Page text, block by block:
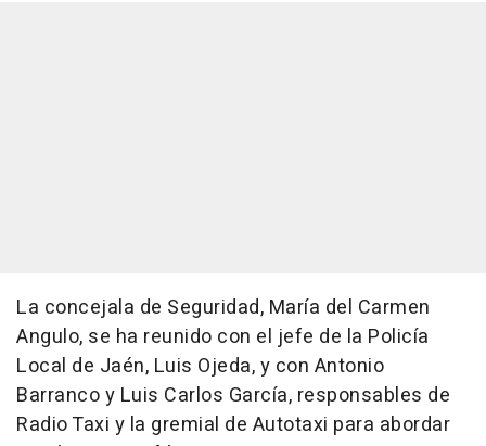
La concejala de Seguridad, María del Carmen
Angulo, se ha reunido con el jefe de la Policía
Local de Jaén, Luis Ojeda, y con Antonio
Barranco y Luis Carlos García, responsables de
Radio Taxi y la gremial de Autotaxi para abordar